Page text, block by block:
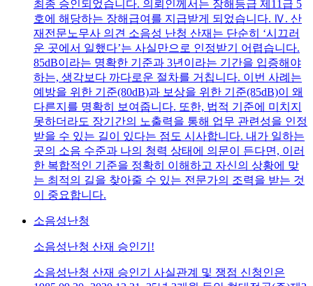
최종 승인되었습니다. 의뢰인께서는 장해등급 제11급 5
호에 해당하는 장해급여를 지급받게 되었습니다. Ⅳ. 산
재전문노무사 의견 소음성 난청 산재는 단순히 ‘시끄러
운 곳에서 일했다’는 사실만으로 인정받기 어렵습니다.
85dB이라는 명확한 기준과 3년이라는 기간을 입증해야
하는, 생각보다 까다로운 절차를 거칩니다. 이번 사례는
예방을 위한 기준(80dB)과 보상을 위한 기준(85dB)이 왜
다른지를 명확히 보여줍니다. 또한, 법적 기준에 미치지
못하더라도 장기간의 노출력을 통해 업무 관련성을 인정
받을 수 있는 길이 있다는 점도 시사합니다. 내가 일하는
곳의 소음 수준과 나의 청력 상태에 의문이 든다면, 이러
한 복합적인 기준을 정확히 이해하고 자신의 상황에 맞
는 최적의 길을 찾아줄 수 있는 전문가의 조력을 받는 것
이 중요합니다.
소음성난청
소음성난청 산재 승인기!
소음성난청 산재 승인기 사실관계 및 쟁점 신청인은